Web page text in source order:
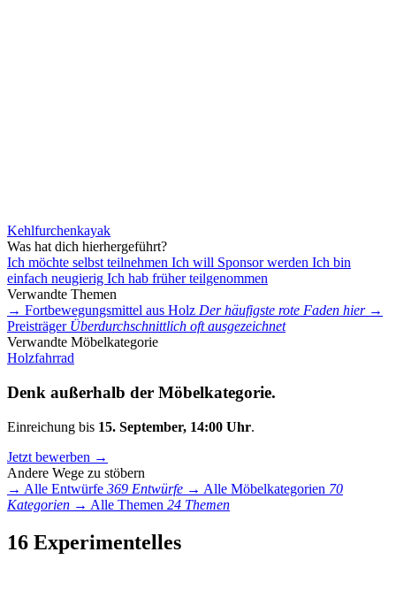
Kehlfurchenkayak
Was hat dich hierhergeführt?
Ich möchte selbst teilnehmen Ich will Sponsor werden Ich bin
einfach neugierig Ich hab früher teilgenommen
Verwandte Themen
→ Fortbewegungsmittel aus Holz Der häufigste rote Faden hier →
Preisträger Überdurchschnittlich oft ausgezeichnet
Verwandte Möbelkategorie
Holzfahrrad
Denk außerhalb der Möbelkategorie.
Einreichung bis 15. September, 14:00 Uhr.
Jetzt bewerben →
Andere Wege zu stöbern
→ Alle Entwürfe 369 Entwürfe → Alle Möbelkategorien 70
Kategorien → Alle Themen 24 Themen
16 Experimentelles